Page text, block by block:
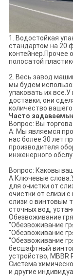
1. Водостойкая
стандартом на 20
контейнер.Прочее
полосатой
2. Весь завод
мы будем
упаковать их
доставки, они
количество вашего
Часто
Вопрос: Вы
A: Мы являемся
нас более 30 лет
производителя
инженерного
Вопрос: Каковы
A:Ключевые
для очистки от
очистки от слизи
слизи с винтовым
сточных вод,
Обезвоживание
"Обезвоживание
"Обезвоживание
"Обезвоживание
бесшафтный
устройство,
Система
и другие